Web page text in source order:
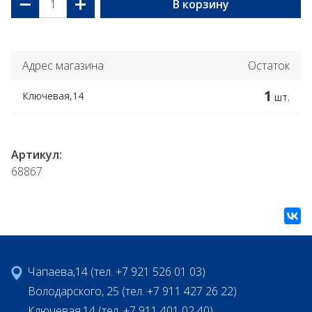
В корзину
Адрес магазина Остаток
Ключевая,14 1 шт.
Артикул:
68867
Чапаева,14 (тел. +7 921 526 01 03)
Володарского, 25 (тел. +7 911 427 26 22)